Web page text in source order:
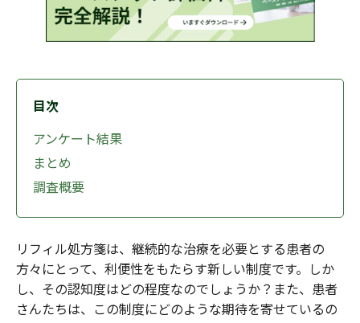
目次
アンケート結果
まとめ
調査概要
リフィル処方箋は、継続的な治療を必要とする患者の
方々にとって、利便性をもたらす新しい制度です。しか
し、その認知度はどの程度なのでしょうか？また、患者
さんたちは、この制度にどのような期待を寄せているの